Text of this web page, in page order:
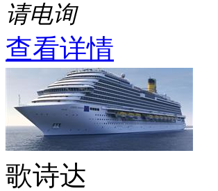
请电询
查看详情
歌诗达